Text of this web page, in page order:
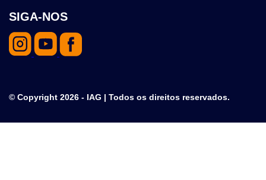
SIGA-NOS
© Copyright 2026 - IAG | Todos os direitos reservados.